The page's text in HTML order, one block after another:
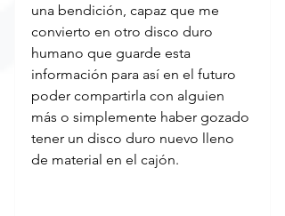
una bendición, capaz que me
convierto en otro disco duro
humano que guarde esta
información para así en el futuro
poder compartirla con alguien
más o simplemente haber gozado
tener un disco duro nuevo lleno
de material en el cajón.